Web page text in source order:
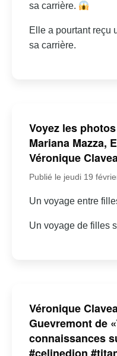
sa carrière.
Elle a pourtant reçu
sa carrière.
Voyez les
Mariana Mazza,
Véronique
Publié le jeudi 19
Un voyage entre
Un voyage de filles
Véronique
Guevremont de
connaissances
#celinedion